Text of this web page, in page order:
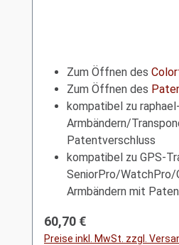
Zum Öffnen des
Zum Öffnen des
kompatibel zu
Armbändern/
Patentverschluss
kompatibel zu GPS-
SeniorPro/WatchPro/
Armbändern mit
Regulärer Preis:
60,70 €
Preise inkl. MwSt. zzgl.